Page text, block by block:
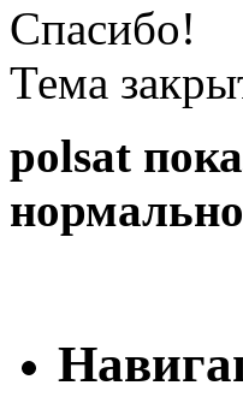
Спасибо!
Тема
polsat
нормально